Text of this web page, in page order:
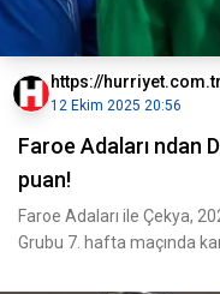
https://hurriyet.com.tr
12 Ekim 2025 20:56
Faroe Adaları ndan
puan!
Faroe Adaları ile Çekya,
Grubu 7. hafta maçında